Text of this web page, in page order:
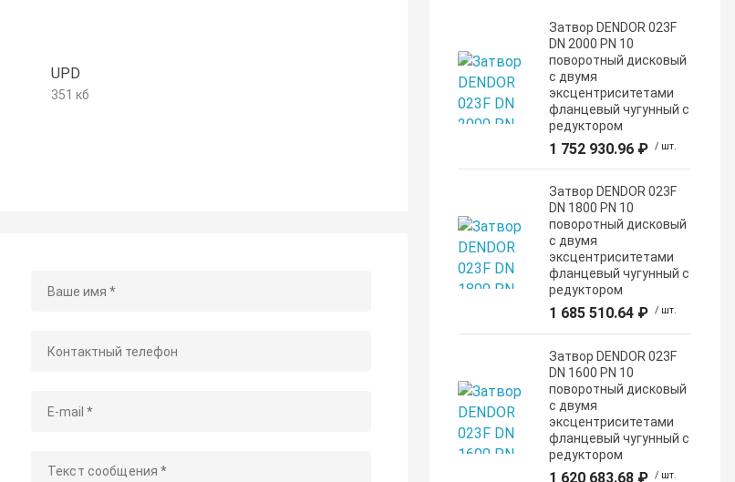
UPD
351 кб
Затвор DENDOR 023F
DN 2000 PN 10
поворотный дисковый
c двумя
эксцентриситетами
фланцевый чугунный с
редуктором
1 752 930.96 ₽ / шт.
Затвор DENDOR 023F
DN 1800 PN 10
поворотный дисковый
c двумя
эксцентриситетами
фланцевый чугунный с
редуктором
1 685 510.64 ₽ / шт.
Затвор DENDOR 023F
DN 1600 PN 10
поворотный дисковый
c двумя
эксцентриситетами
фланцевый чугунный с
редуктором
1 620 683.68 ₽ / шт.